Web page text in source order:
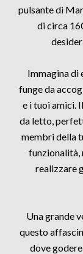
pulsante di
di circa
Immagina di
funge da
e i tuoi amici.
da letto,
membri della
funzionalità,
realizzare
Una grande
questo
dove